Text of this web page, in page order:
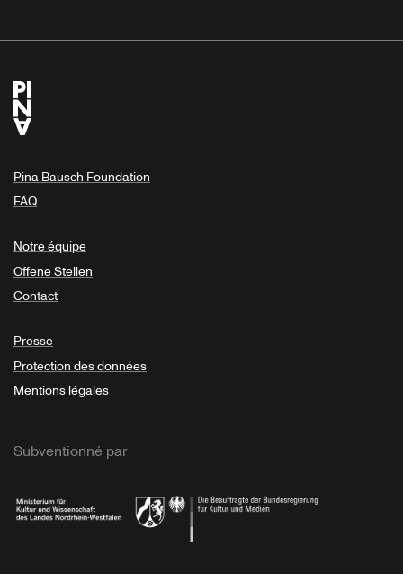
Pina Bausch Foundation
FAQ
Notre équipe
Offene Stellen
Contact
Presse
Protection des données
Mentions légales
Subventionné par